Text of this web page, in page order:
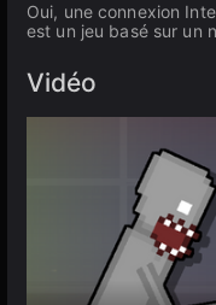
Oui, une connexion
est un jeu basé sur un
Vidéo